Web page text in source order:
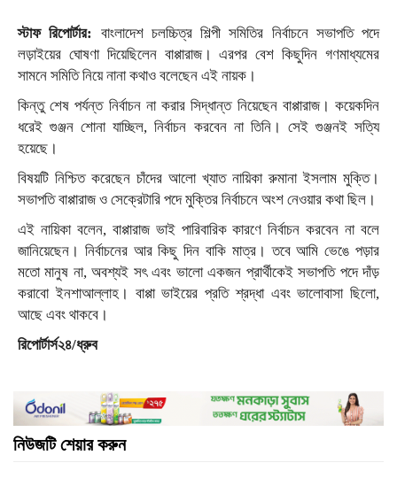
স্টাফ রিপোর্টার:
বাংলাদেশ চলচ্চিত্র শিল্পী সমিতির নির্বাচনে সভাপতি পদে
লড়াইয়ের ঘোষণা দিয়েছিলেন বাপ্পারাজ। এরপর বেশ কিছুদিন গণমাধ্যমের
সামনে সমিতি নিয়ে নানা কথাও বলেছেন এই নায়ক।
কিন্তু শেষ পর্যন্ত নির্বাচন না করার সিদ্ধান্ত নিয়েছেন বাপ্পারাজ। কয়েকদিন
ধরেই গুঞ্জন শোনা যাচ্ছিল, নির্বাচন করবেন না তিনি। সেই গুঞ্জনই সত্যি
হয়েছে।
বিষয়টি নিশ্চিত করেছেন চাঁদের আলো খ্যাত নায়িকা রুমানা ইসলাম মুক্তি।
সভাপতি বাপ্পারাজ ও সেক্রেটারি পদে মুক্তির নির্বাচনে অংশ নেওয়ার কথা ছিল।
এই নায়িকা বলেন, বাপ্পারাজ ভাই পারিবারিক কারণে নির্বাচন করবেন না বলে
জানিয়েছেন। নির্বাচনের আর কিছু দিন বাকি মাত্র। তবে আমি ভেঙে পড়ার
মতো মানুষ না, অবশ্যই সৎ এবং ভালো একজন প্রার্থীকেই সভাপতি পদে দাঁড়
করাবো ইনশাআল্লাহ। বাপ্পা ভাইয়ের প্রতি শ্রদ্ধা এবং ভালোবাসা ছিলো,
আছে এবং থাকবে।
রিপোর্টার্স২৪/ধ্রুব
নিউজটি শেয়ার করুন